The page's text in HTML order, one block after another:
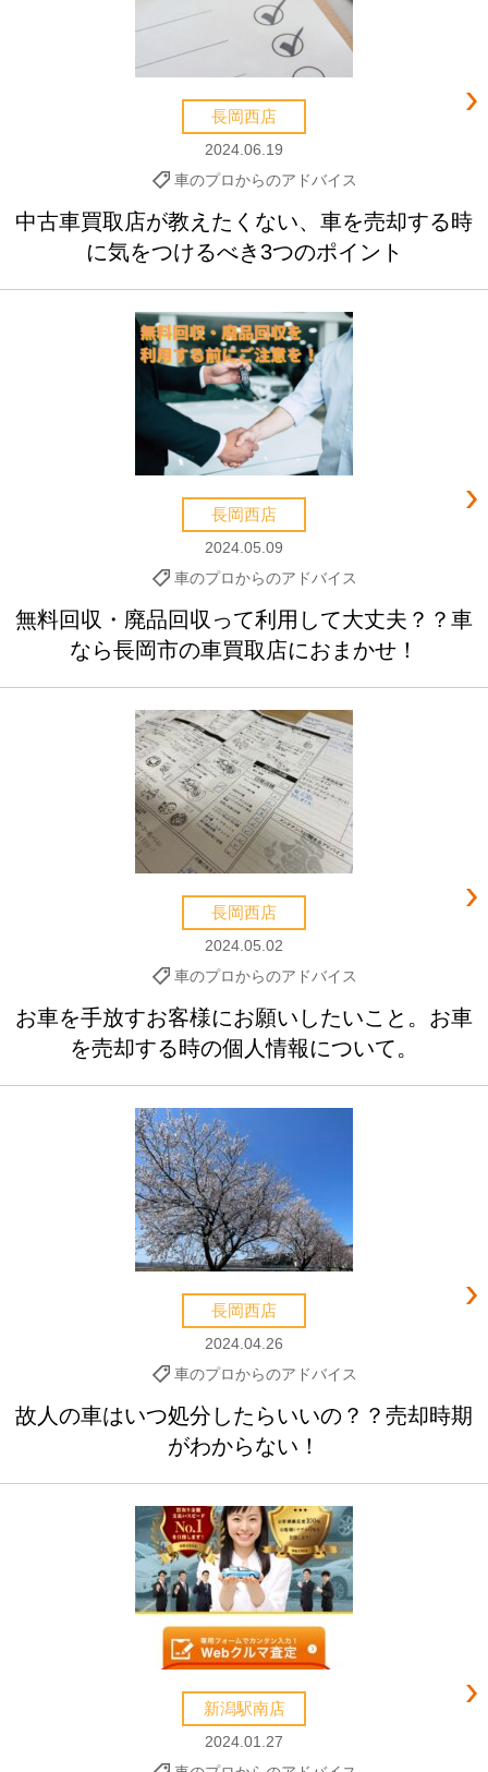
長岡西店
2024.06.19
車のプロからのアドバイス
中古車買取店が教えたくない、車を売却する時
に気をつけるべき3つのポイント
長岡西店
2024.05.09
車のプロからのアドバイス
無料回収・廃品回収って利用して大丈夫？？車
なら長岡市の車買取店におまかせ！
長岡西店
2024.05.02
車のプロからのアドバイス
お車を手放すお客様にお願いしたいこと。お車
を売却する時の個人情報について。
長岡西店
2024.04.26
車のプロからのアドバイス
故人の車はいつ処分したらいいの？？売却時期
がわからない！
新潟駅南店
2024.01.27